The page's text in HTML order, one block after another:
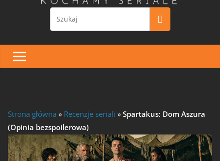
Strona główna » Recenzje seriali » Spartakus: Dom Aszura
(Opinia bezspoilerowa)